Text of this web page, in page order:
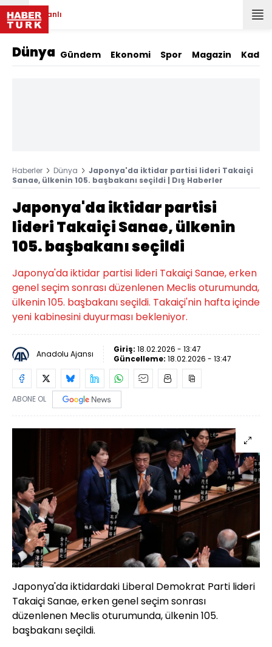
Canlı
Dünya Gündem Ekonomi Spor Magazin Kadın
Haberler Dünya
Japonya'da iktidar partisi lideri Takaiçi
Sanae, ülkenin 105. başbakanı seçildi | Dış Haberler
Japonya'da iktidar partisi
lideri Takaiçi Sanae, ülkenin
105. başbakanı seçildi
Japonya'da iktidar partisi lideri Takaiçi Sanae, erken
genel seçim sonrası düzenlenen Meclis oturumunda,
ülkenin 105. başbakanı seçildi. Takaiçi'nin hafta içinde
yeni kabinesini duyurması bekleniyor.
Anadolu Ajansı Giriş: 18.02.2026 - 13:47
Güncelleme: 18.02.2026 - 13:47
ABONE OL
Japonya'da iktidardaki Liberal Demokrat Parti lideri
Takaiçi Sanae, erken genel seçim sonrası
düzenlenen Meclis oturumunda, ülkenin 105.
başbakanı seçildi.